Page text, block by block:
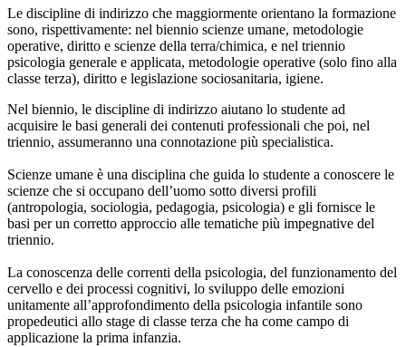
Le discipline di indirizzo che maggiormente orientano la formazione
sono, rispettivamente: nel biennio scienze umane, metodologie
operative, diritto e scienze della terra/chimica, e nel triennio
psicologia generale e applicata, metodologie operative (solo fino alla
classe terza), diritto e legislazione sociosanitaria, igiene.
Nel biennio, le discipline di indirizzo aiutano lo studente ad
acquisire le basi generali dei contenuti professionali che poi, nel
triennio, assumeranno una connotazione più specialistica.
Scienze umane è una disciplina che guida lo studente a conoscere le
scienze che si occupano dell’uomo sotto diversi profili
(antropologia, sociologia, pedagogia, psicologia) e gli fornisce le
basi per un corretto approccio alle tematiche più impegnative del
triennio.
La conoscenza delle correnti della psicologia, del funzionamento del
cervello e dei processi cognitivi, lo sviluppo delle emozioni
unitamente all’approfondimento della psicologia infantile sono
propedeutici allo stage di classe terza che ha come campo di
applicazione la prima infanzia.